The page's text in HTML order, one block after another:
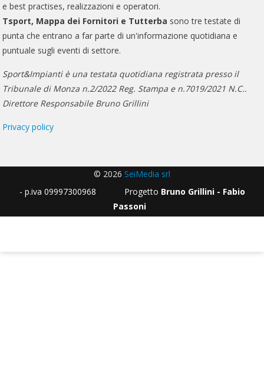
e best practises, realizzazioni e operatori.
Tsport, Mappa dei Fornitori e Tutterba sono tre testate di
punta che entrano a far parte di un'informazione quotidiana e
puntuale sugli eventi di settore.
Sport&Impianti è una testata quotidiana registrata presso il
Tribunale di Monza n.2/2022 Reg. Stampa e n.7019/2021 N.C..
Direttore Responsabile Bruno Grillini
Privacy policy
© 2026 SeiMedia srl
- p.iva 09997300968 Progetto Bruno Grillini - Fabio
Passoni